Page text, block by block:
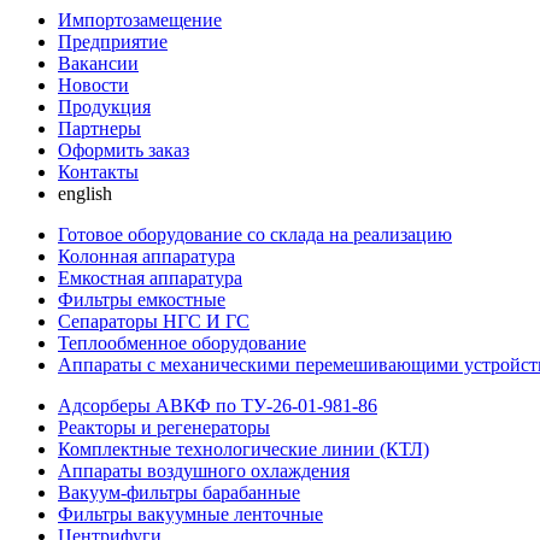
Импортозамещение
Предприятие
Вакансии
Новости
Продукция
Партнеры
Оформить заказ
Контакты
english
Готовое оборудование со склада на реализацию
Колонная аппаратура
Емкостная аппаратура
Фильтры емкостные
Сепараторы НГС И ГС
Теплообменное оборудование
Аппараты с механическими перемешивающими
Адсорберы АВКФ по ТУ-26-01-981-86
Реакторы и регенераторы
Комплектные технологические линии (КТЛ)
Аппараты воздушного охлаждения
Вакуум-фильтры барабанные
Фильтры вакуумные ленточные
Центрифуги